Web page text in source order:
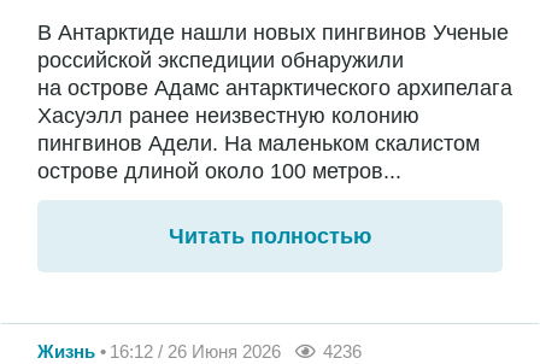
В Антарктиде нашли новых пингвинов Ученые
российской экспедиции обнаружили
на острове Адамс антарктического архипелага
Хасуэлл ранее неизвестную колонию
пингвинов Адели. На маленьком скалистом
острове длиной около 100 метров...
Читать полностью
Жизнь 16:12 / 26 Июня 2026 4236